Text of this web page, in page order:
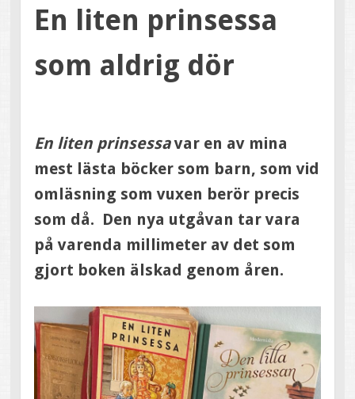
En liten prinsessa
som aldrig dör
En liten prinsessavar en av mina
mest lästa böcker som barn, som vid
omläsning som vuxen berör precis
som då. Den nya utgåvan tar vara
på varenda millimeter av det som
gjort boken älskad genom åren.